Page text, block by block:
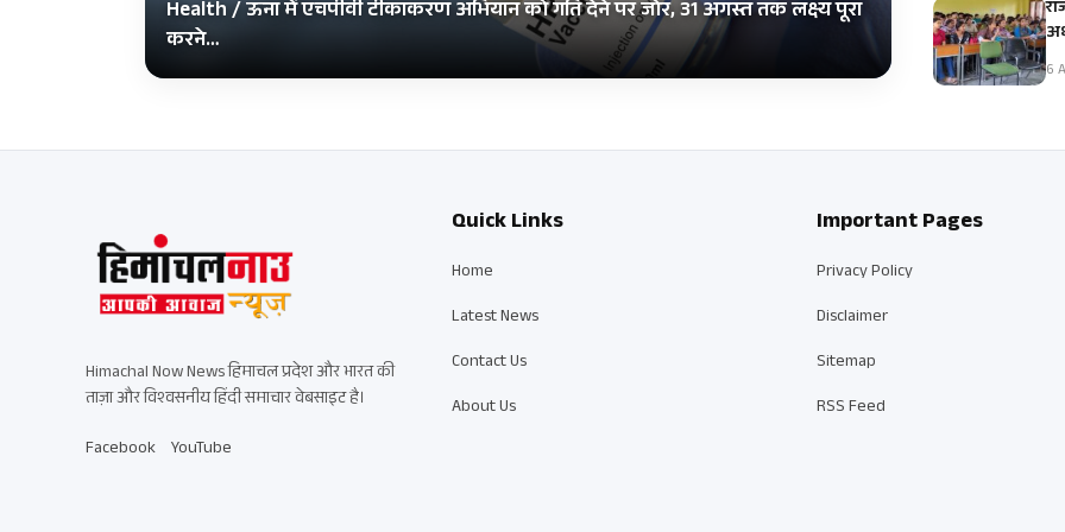
Health / ऊना में एचपीवी टीकाकरण अभियान को गति देने पर जोर, 31 अगस्त तक लक्ष्य पूरा
करने…
6
Himachal Now News हिमाचल प्रदेश और भारत की
ताज़ा और विश्वसनीय हिंदी समाचार वेबसाइट है।
Facebook YouTube
Quick Links
Home
Latest News
Contact Us
About Us
Important Pages
Privacy Policy
Disclaimer
Sitemap
RSS Feed